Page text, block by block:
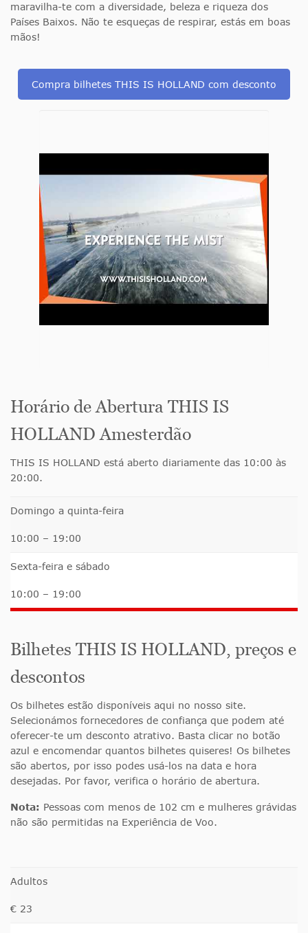
maravilha-te com a diversidade, beleza e riqueza dos
Países Baixos. Não te esqueças de respirar, estás em boas
mãos!
Compra bilhetes THIS IS HOLLAND com desconto
Horário de Abertura THIS IS
HOLLAND Amesterdão
THIS IS HOLLAND está aberto diariamente das 10:00 às
20:00.
Domingo a quinta-feira
10:00 – 19:00
Sexta-feira e sábado
10:00 – 19:00
Bilhetes THIS IS HOLLAND, preços e
descontos
Os bilhetes estão disponíveis aqui no nosso site.
Selecionámos fornecedores de confiança que podem até
oferecer-te um desconto atrativo. Basta clicar no botão
azul e encomendar quantos bilhetes quiseres! Os bilhetes
são abertos, por isso podes usá-los na data e hora
desejadas. Por favor, verifica o horário de abertura.
Nota: Pessoas com menos de 102 cm e mulheres grávidas
não são permitidas na Experiência de Voo.
Adultos
€ 23